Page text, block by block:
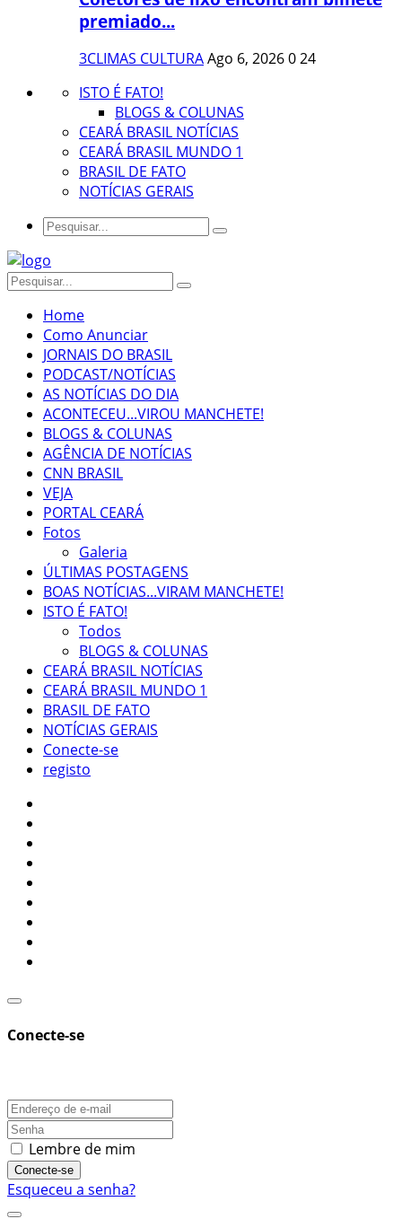
premiado...
3CLIMAS CULTURAAgo 6, 2026024
ISTO É FATO!
BLOGS & COLUNAS
CEARÁ BRASIL NOTÍCIAS
CEARÁ BRASIL MUNDO 1
BRASIL DE FATO
NOTÍCIAS GERAIS
Home
Como Anunciar
JORNAIS DO BRASIL
PODCAST/NOTÍCIAS
AS NOTÍCIAS DO DIA
ACONTECEU...VIROU MANCHETE!
BLOGS & COLUNAS
AGÊNCIA DE NOTÍCIAS
CNN BRASIL
VEJA
PORTAL CEARÁ
Fotos
Galeria
ÚLTIMAS POSTAGENS
BOAS NOTÍCIAS...VIRAM MANCHETE!
ISTO É FATO!
Todos
BLOGS & COLUNAS
CEARÁ BRASIL NOTÍCIAS
CEARÁ BRASIL MUNDO 1
BRASIL DE FATO
NOTÍCIAS GERAIS
Conecte-se
registo
Conecte-se
Lembre de mim
Conecte-se
Esqueceu a senha?